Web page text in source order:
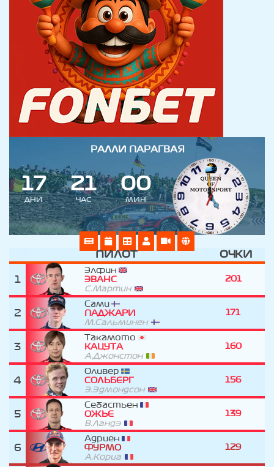
РАЛЛИ ПАРАГВАЯ
17
ДНИ
21
ЧАС
00
МИН
ПИЛОТ ОЧКИ
1
Элфин
ЭВАНС
С.Мартин
201
2
Сами
ПАДЖАРИ
М.Сальминен
171
3
Такамото
КАЦУТА
А.Джонстон
160
4
Оливер
СОЛЬБЕРГ
Э.Эдмондсон
156
5
Себастьен
ОЖЬЕ
В.Ландэ
139
6
Адриен
ФУРМО
А.Кориа
129